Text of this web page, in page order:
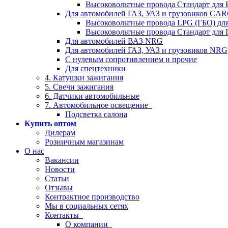
Высоковольтные провода Стандарт для
Для автомобилей ГАЗ, УАЗ и грузовиков
Высоковольтные провода LPG (ГБО)
Высоковольтные провода Стандарт для
Для автомобилей ВАЗ NRG
Для автомобилей ГАЗ, УАЗ и грузовиков NRG
С нулевым сопротивлением и прочие
Для спецтехники
4. Катушки зажигания
5. Свечи зажигания
6. Датчики автомобильные
7. Автомобильное освещение
Подсветка салона
Купить оптом
Дилерам
Розничным магазинам
О нас
Вакансии
Новости
Статьи
Отзывы
Контрактное производство
Мы в социальных сетях
Контакты
О компании